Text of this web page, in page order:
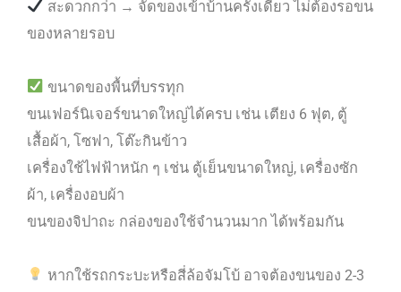
สะดวกกว่า → จัดของเข้าบ้านครั้งเดียว ไม่ต้องรอขน
ของหลายรอบ
ขนาดของพื้นที่บรรทุก
ขนเฟอร์นิเจอร์ขนาดใหญ่ได้ครบ เช่น เตียง 6 ฟุต, ตู้
เสื้อผ้า, โซฟา, โต๊ะกินข้าว
เครื่องใช้ไฟฟ้าหนัก ๆ เช่น ตู้เย็นขนาดใหญ่, เครื่องซัก
ผ้า, เครื่องอบผ้า
ขนของจิปาถะ กล่องของใช้จำนวนมาก ได้พร้อมกัน
หากใช้รถกระบะหรือสี่ล้อจัมโบ้ อาจต้องขนของ 2-3